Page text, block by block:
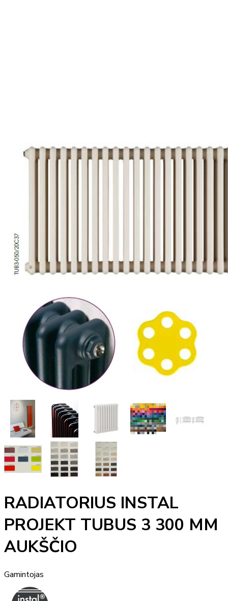
RADIATORIUS INSTAL
PROJEKT TUBUS 3 300 MM
AUKŠČIO
Gamintojas